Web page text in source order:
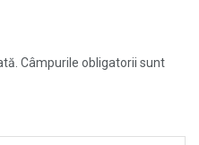
Câmpurile obligatorii sunt